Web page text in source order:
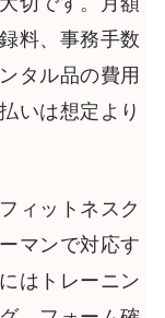
料、事務手数
タル品の費用
いは想定より
ィットネスク
マンで対応す
はトレーニン